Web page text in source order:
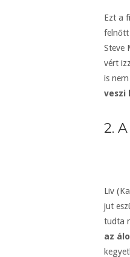
Ezt a
felnőtt
Steve
vért
is
veszi
2.
Liv
jut
tudta
az